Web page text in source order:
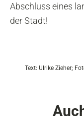
Abschluss eines
der Stadt!
Text: Ulrike Zieher;